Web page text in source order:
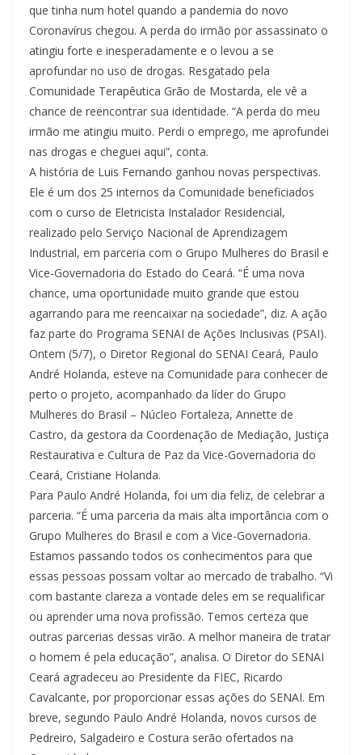
que tinha num hotel quando a pandemia do novo
Coronavírus chegou. A perda do irmão por assassinato o
atingiu forte e inesperadamente e o levou a se
aprofundar no uso de drogas. Resgatado pela
Comunidade Terapêutica Grão de Mostarda, ele vê a
chance de reencontrar sua identidade. “A perda do meu
irmão me atingiu muito. Perdi o emprego, me aprofundei
nas drogas e cheguei aqui”, conta.
A história de Luis Fernando ganhou novas perspectivas.
Ele é um dos 25 internos da Comunidade beneficiados
com o curso de Eletricista Instalador Residencial,
realizado pelo Serviço Nacional de Aprendizagem
Industrial, em parceria com o Grupo Mulheres do Brasil e
Vice-Governadoria do Estado do Ceará. “É uma nova
chance, uma oportunidade muito grande que estou
agarrando para me reencaixar na sociedade”, diz. A ação
faz parte do Programa SENAI de Ações Inclusivas (PSAI).
Ontem (5/7), o Diretor Regional do SENAI Ceará, Paulo
André Holanda, esteve na Comunidade para conhecer de
perto o projeto, acompanhado da líder do Grupo
Mulheres do Brasil – Núcleo Fortaleza, Annette de
Castro, da gestora da Coordenação de Mediação, Justiça
Restaurativa e Cultura de Paz da Vice-Governadoria do
Ceará, Cristiane Holanda.
Para Paulo André Holanda, foi um dia feliz, de celebrar a
parceria. “É uma parceria da mais alta importância com o
Grupo Mulheres do Brasil e com a Vice-Governadoria.
Estamos passando todos os conhecimentos para que
essas pessoas possam voltar ao mercado de trabalho. “Vi
com bastante clareza a vontade deles em se requalificar
ou aprender uma nova profissão. Temos certeza que
outras parcerias dessas virão. A melhor maneira de tratar
o homem é pela educação”, analisa. O Diretor do SENAI
Ceará agradeceu ao Presidente da FIEC, Ricardo
Cavalcante, por proporcionar essas ações do SENAI. Em
breve, segundo Paulo André Holanda, novos cursos de
Pedreiro, Salgadeiro e Costura serão ofertados na